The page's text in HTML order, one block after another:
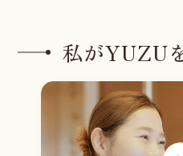
私がYUZU